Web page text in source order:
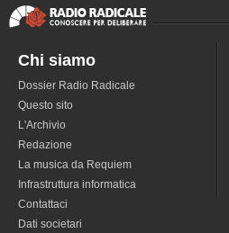
Chi siamo
Dossier Radio Radicale
Questo sito
L'Archivio
Redazione
La musica da Requiem
Infrastruttura informatica
Contattaci
Dati societari